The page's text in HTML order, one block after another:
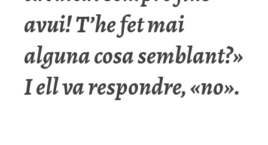
avui! T’he fet mai
alguna cosa semblant?»
I ell va respondre, «no».